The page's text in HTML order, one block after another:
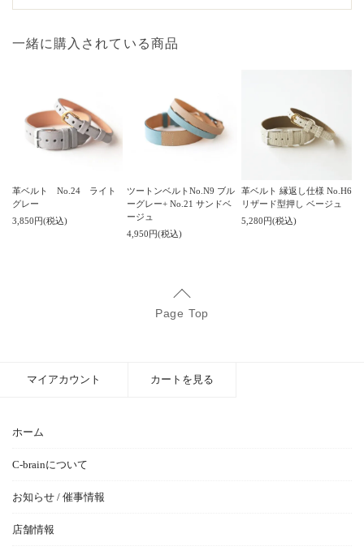
一緒に購入されている商品
革ベルト No.24 ライト
グレー
3,850円(税込)
ツートンベルトNo.N9 ブル
ーグレー+ No.21 サンドベ
ージュ
4,950円(税込)
革ベルト 縁返し仕様 No.H6
リザード型押し ベージュ
5,280円(税込)
Page Top
ホーム
C-brainについて
お知らせ / 催事情報
店舗情報
マイアカウント カートを見る